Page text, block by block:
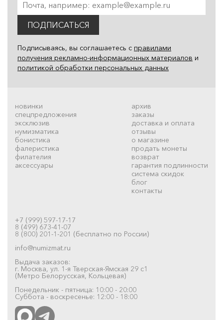
ПОДПИСАТЬСЯ
Подписываясь, вы соглашаетесь с правилами
получения рекламно-информационных материалов и
политикой обработки персональных данных
новинки
спецпредложения
эксклюзив
нумизматика
бонистика
фалеристика
филателия
аксессуары
архив
заказы
доставка и оплата
отзывы
о магазине
продать монеты
возврат
гарантия подлинности
система скидок
блог
контакты
+7 (999) 597-17-17
8 (499) 673-41-07
8 (800) 201-1-201 (бесплатно по России)
info@numizmat.ru
Выдача заказов:
г. Москва, ул. 1-я Тверская-Ямская 29 с1
(Метро Белорусская, Кольцевая)
Понедельник - пятница: 10:00 - 20:00
Суббота - воскресенье: 12:00 - 18:00